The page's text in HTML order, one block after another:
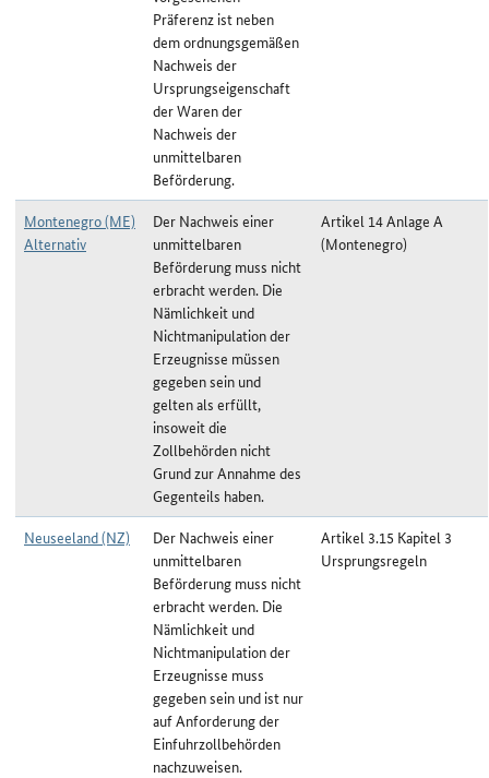
Präferenz ist neben
dem ordnungsgemäßen
Nachweis der
Ursprungseigenschaft
der Waren der
Nachweis der
unmittelbaren
Beförderung.
Montenegro (ME)
Alternativ
Der Nachweis einer
unmittelbaren
Beförderung muss nicht
erbracht werden. Die
Nämlichkeit und
Nichtmanipulation der
Erzeugnisse müssen
gegeben sein und
gelten als erfüllt,
insoweit die
Zollbehörden nicht
Grund zur Annahme des
Gegenteils haben.
Artikel 14 Anlage A
(Montenegro)
Neuseeland (NZ)
Der Nachweis einer
unmittelbaren
Beförderung muss nicht
erbracht werden. Die
Nämlichkeit und
Nichtmanipulation der
Erzeugnisse muss
gegeben sein und ist nur
auf Anforderung der
Einfuhrzollbehörden
nachzuweisen.
Artikel 3.15 Kapitel 3
Ursprungsregeln